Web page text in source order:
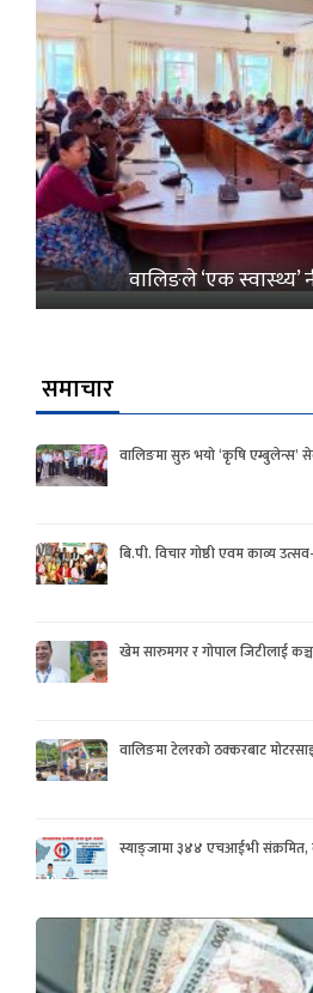
वालिङले ‘एक स्वास्थ्य’
समाचार
वालिङमा सुरु भयो ‘कृषि एम्बुलेन्स’
बि.पी. विचार गोष्ठी एवम काव्य
खेम सारुमगर र गोपाल जिटीलाई
वालिङमा टेलरको ठक्करबाट
स्याङ्जामा ३४४ एचआईभी संक्रमित,